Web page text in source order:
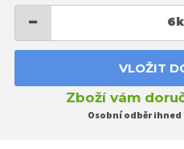
− 6
VLOŽIT
Zboží vám
Osobní odběr